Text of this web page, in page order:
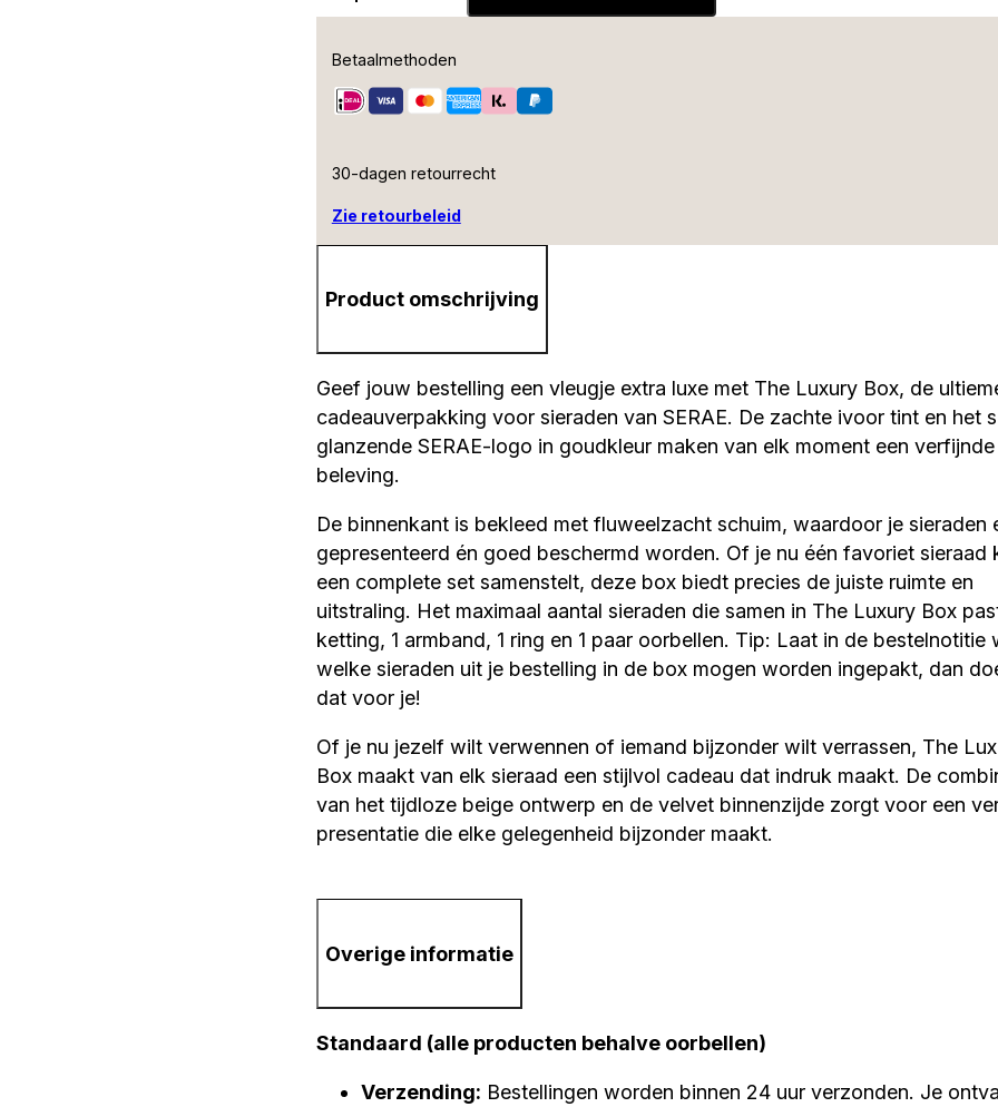
Betaalmethoden
30-dagen retourrecht
Zie retourbeleid
Product omschrijving
Geef jouw bestelling een vleugje extra luxe met The Luxury Box, de
cadeauverpakking voor sieraden van SERAE. De zachte ivoor tint en het
glanzende SERAE-logo in goudkleur maken van elk moment een verfijnde
beleving.
De binnenkant is bekleed met fluweelzacht schuim, waardoor je sieraden
gepresenteerd én goed beschermd worden. Of je nu één favoriet sieraad
een complete set samenstelt, deze box biedt precies de juiste ruimte en
uitstraling. Het maximaal aantal sieraden die samen in The Luxury Box
ketting, 1 armband, 1 ring en 1 paar oorbellen. Tip: Laat in de bestelnotitie
welke sieraden uit je bestelling in de box mogen worden ingepakt, dan
dat voor je!
Of je nu jezelf wilt verwennen of iemand bijzonder wilt verrassen, The
Box maakt van elk sieraad een stijlvol cadeau dat indruk maakt. De
van het tijdloze beige ontwerp en de velvet binnenzijde zorgt voor een
presentatie die elke gelegenheid bijzonder maakt.
Overige informatie
Standaard (alle producten behalve oorbellen)
Verzending: Bestellingen worden binnen 24 uur verzonden. Je